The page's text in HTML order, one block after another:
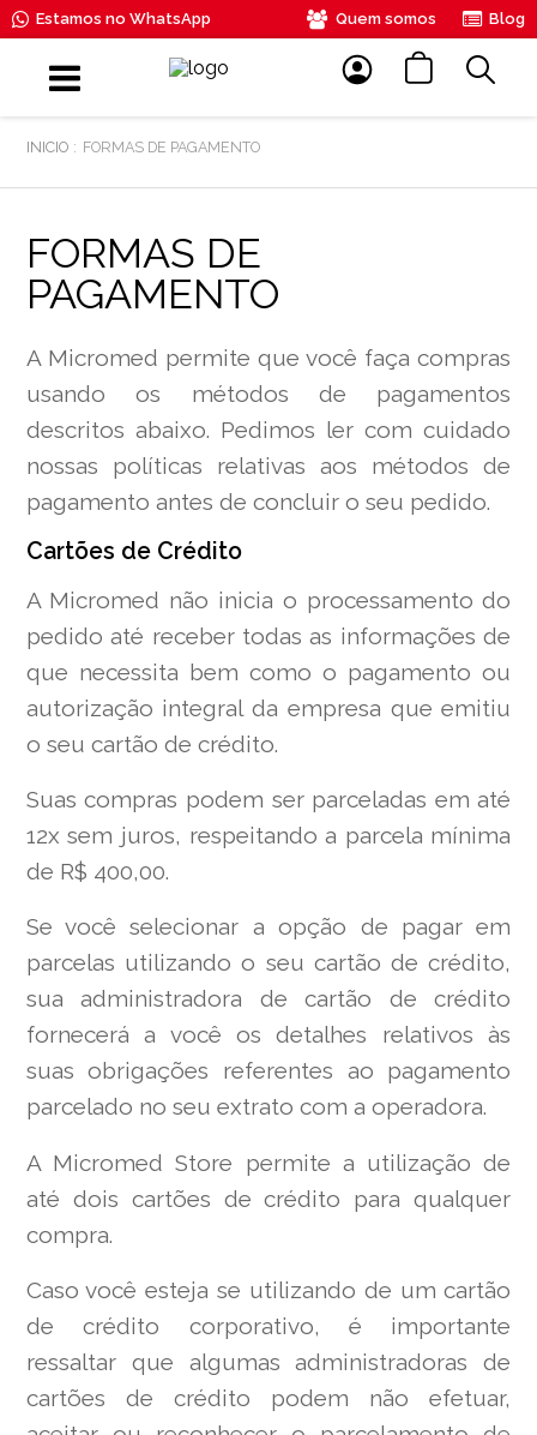
Estamos no WhatsApp Quem somos Blog
FORMAS DE PAGAMENTO
FORMAS DE
PAGAMENTO
A Micromed permite que você faça compras
usando os métodos de pagamentos
descritos abaixo. Pedimos ler com cuidado
nossas políticas relativas aos métodos de
pagamento antes de concluir o seu pedido.
Cartões de Crédito
A Micromed não inicia o processamento do
pedido até receber todas as informações de
que necessita bem como o pagamento ou
autorização integral da empresa que emitiu
o seu cartão de crédito.
Suas compras podem ser parceladas em até
12x sem juros, respeitando a parcela mínima
de R$ 400,00.
Se você selecionar a opção de pagar em
parcelas utilizando o seu cartão de crédito,
sua administradora de cartão de crédito
fornecerá a você os detalhes relativos às
suas obrigações referentes ao pagamento
parcelado no seu extrato com a operadora.
A Micromed Store permite a utilização de
até dois cartões de crédito para qualquer
compra.
Caso você esteja se utilizando de um cartão
de crédito corporativo, é importante
ressaltar que algumas administradoras de
cartões de crédito podem não efetuar,